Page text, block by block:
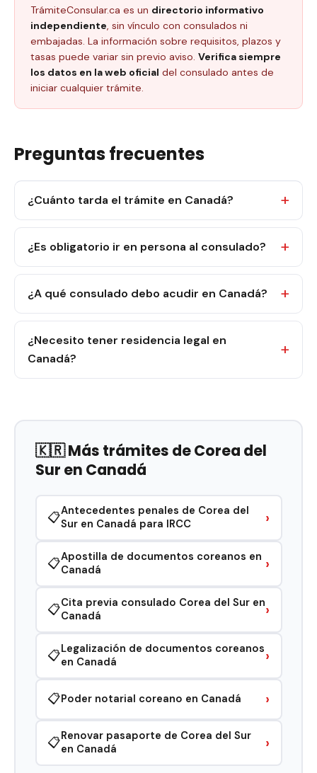
TrámiteConsular.ca es un directorio informativo
independiente, sin vínculo con consulados ni
embajadas. La información sobre requisitos, plazos y
tasas puede variar sin previo aviso. Verifica siempre
los datos en la web oficial del consulado antes de
iniciar cualquier trámite.
Preguntas frecuentes
¿Cuánto tarda el trámite en Canadá?
¿Es obligatorio ir en persona al consulado?
¿A qué consulado debo acudir en Canadá?
¿Necesito tener residencia legal en
Canadá?
🇰🇷 Más trámites de Corea del
Sur en Canadá
📋Antecedentes penales de Corea del
Sur en Canadá para IRCC
›
📋Apostilla de documentos coreanos en
Canadá
›
📋Cita previa consulado Corea del Sur en
Canadá
›
📋Legalización de documentos coreanos
en Canadá
›
📋Poder notarial coreano en Canadá ›
📋Renovar pasaporte de Corea del Sur
en Canadá
›